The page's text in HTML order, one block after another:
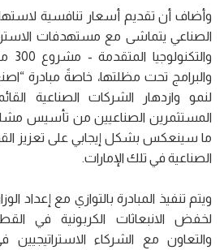
وأضاف أن تقديم أسعار تنافسية
الصناعي يتماشى مع مستهدفات
والبرامج تحت مظلتها، خاصةً مبادرة
لنمو وازدهار الشركات الصناعية
المستثمرين الصناعيين من تأسيس
ما سينعكس بشكل إيجابي على تعزيز
الصناعية في تلك الإمارات.
ويتم تنفيذ المبادرة بالتوازي مع إعداد
لخفض الانبعاثات الكربونية في
والتعاون مع الشركاء